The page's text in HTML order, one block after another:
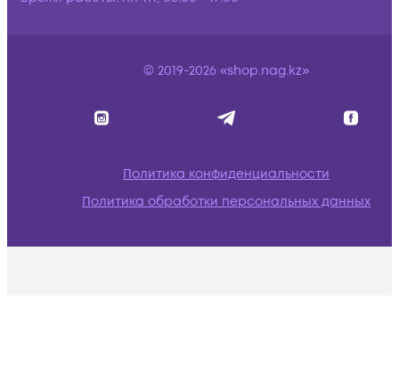
© 2019-2026 «shop.nag.kz»
Политика конфиденциальности
Политика обработки персональных данных